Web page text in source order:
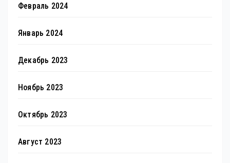
Февраль 2024
Январь 2024
Декабрь 2023
Ноябрь 2023
Октябрь 2023
Август 2023